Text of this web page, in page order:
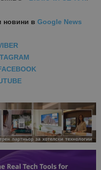
новини в Google News